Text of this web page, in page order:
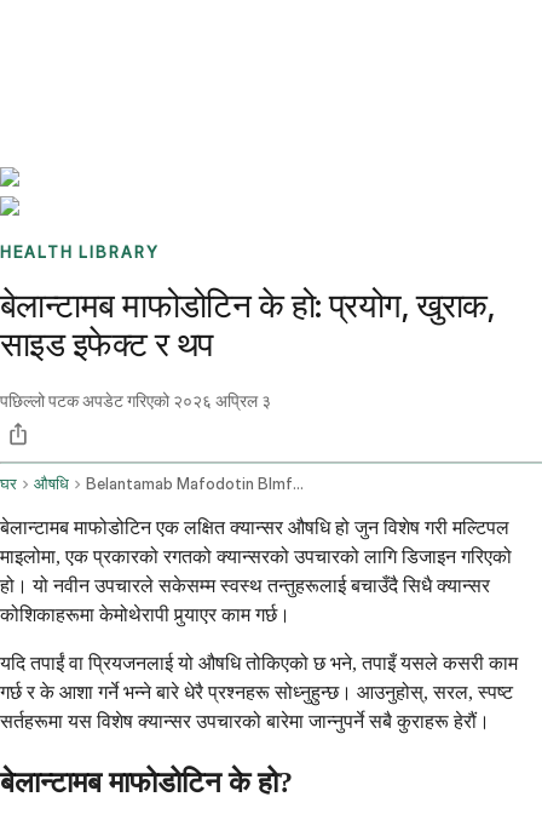
HEALTH LIBRARY
बेलान्टामब माफोडोटिन के हो: प्रयोग, खुराक,
साइड इफेक्ट र थप
पछिल्लो पटक अपडेट गरिएको २०२६ अप्रिल ३
घर औषधि Belantamab Mafodotin Blmf Intravenous Route
बेलान्टामब माफोडोटिन एक लक्षित क्यान्सर औषधि हो जुन विशेष गरी मल्टिपल
माइलोमा, एक प्रकारको रगतको क्यान्सरको उपचारको लागि डिजाइन गरिएको
हो। यो नवीन उपचारले सकेसम्म स्वस्थ तन्तुहरूलाई बचाउँदै सिधै क्यान्सर
कोशिकाहरूमा केमोथेरापी पुर्‍याएर काम गर्छ।
यदि तपाईं वा प्रियजनलाई यो औषधि तोकिएको छ भने, तपाइँ यसले कसरी काम
गर्छ र के आशा गर्ने भन्ने बारे धेरै प्रश्नहरू सोध्नुहुन्छ। आउनुहोस्, सरल, स्पष्ट
सर्तहरूमा यस विशेष क्यान्सर उपचारको बारेमा जान्नुपर्ने सबै कुराहरू हेरौं।
बेलान्टामब माफोडोटिन के हो?